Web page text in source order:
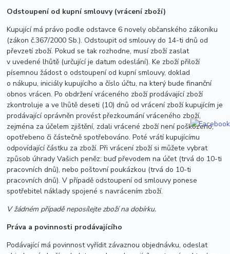
Odstoupení od kupní smlouvy (vrácení zboží)
Kupující má právo podle odstavce 6 novely občanského zákoníku
(zákon č.367/2000 Sb.). Odstoupit od smlouvy do 14-ti dnů od
převzetí zboží. Pokud se tak rozhodne, musí zboží zaslat
v uvedené lhůtě (určující je datum odeslání). Ke zboží přiloží
písemnou žádost o odstoupení od kupní smlouvy, doklad
o nákupu, iniciály kupujícího a číslo účtu, na který bude finanční
obnos vrácen. Po obdržení vráceného zboží prodávající zboží
zkontroluje a ve lhůtě deseti (10) dnů od vrácení zboží kupujícím je
prodávající oprávněn provést přezkoumání vráceného zboží,
zejména za účelem zjištění, zdali vrácené zboží není poškozeno,
opotřebeno či částečně spotřebováno. Poté vrátí kupujícímu
odpovídající částku za zboží. Při vrácení zboží si můžete vybrat
způsob úhrady Vašich peněz: buď převodem na účet (trvá do 10-ti
pracovních dnů), nebo poštovní poukázkou (trvá do 10-ti
pracovních dnů). V případě odstoupení od smlouvy ponese
spotřebitel náklady spojené s navrácením zboží.
V žádném případě neposílejte zboží na dobírku.
Práva a povinnosti prodávajícího
Podávající má povinnost vyřídit závaznou objednávku, odeslat